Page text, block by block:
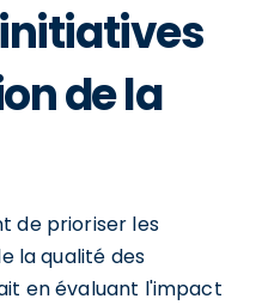
de la
de prioriser les
la qualité des
en évaluant l'impact